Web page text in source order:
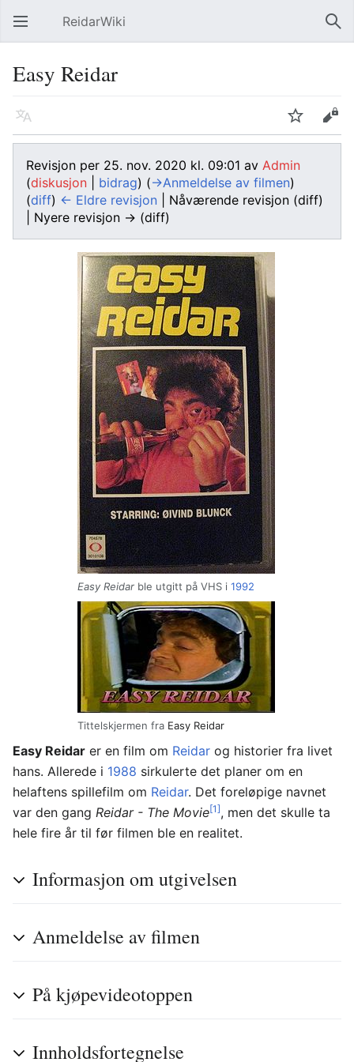
Åpne hovedmenyen ReidarWiki Søk
Easy Reidar
Språk Overvåk Rediger
Revisjon per 25. nov. 2020 kl. 09:01 av Admin
(diskusjon bidrag) (→‎Anmeldelse av filmen)
(diff) ← Eldre revisjon | Nåværende revisjon (diff)
| Nyere revisjon → (diff)
Easy Reidar ble utgitt på VHS i 1992
Tittelskjermen fra Easy Reidar
Easy Reidar er en film om Reidar og historier fra livet
hans. Allerede i 1988 sirkulerte det planer om en
helaftens spillefilm om Reidar. Det foreløpige navnet
var den gang Reidar - The Movie[1], men det skulle ta
hele fire år til før filmen ble en realitet.
Informasjon om utgivelsen
Anmeldelse av filmen
På kjøpevideotoppen
Innholdsfortegnelse